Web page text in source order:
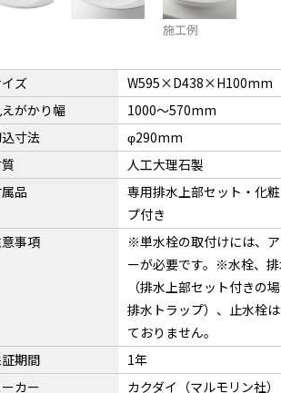
施工例
ズ
W595×D438×H100mm
えがかり幅
1000〜570mm
寸法
φ290mm
人工大理石製
品
専用排水上部セット・化
プ付き
事項
※単水栓の取付けには、
ーが必要です。※水栓、
（排水上部セット付きの場
排水トラップ）、止水栓
ておりません。
期間
1年
カー
カクダイ（マルモリン社）